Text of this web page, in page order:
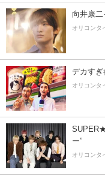
向井康二
オリコンタ
デカす
オリコンタ
ー”
オリコンタ